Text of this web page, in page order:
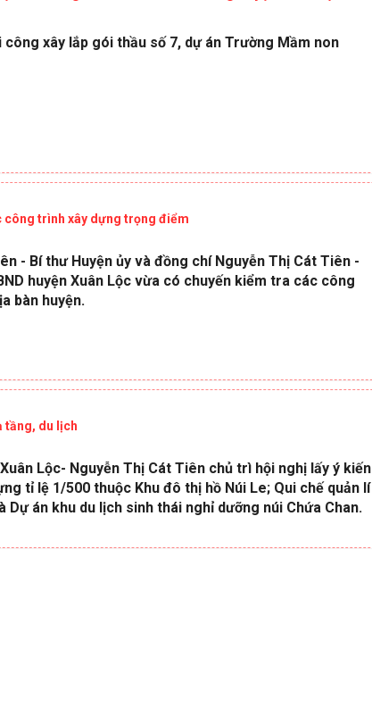
xây lắp gói thầu số 7, dự án Trường Mầm non
công trình xây dựng trọng điểm
- Bí thư Huyện ủy và đồng chí Nguyễn Thị Cát Tiên -
huyện Xuân Lộc vừa có chuyến kiểm tra các công
bàn huyện.
tầng, du lịch
Lộc- Nguyễn Thị Cát Tiên chủ trì hội nghị lấy ý kiến
tỉ lệ 1/500 thuộc Khu đô thị hồ Núi Le; Qui chế quản lí
án khu du lịch sinh thái nghỉ dưỡng núi Chứa Chan.